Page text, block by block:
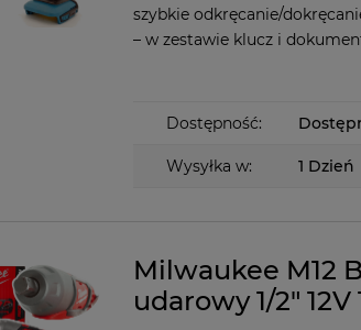
szybkie odkręcanie/
– w zestawie klucz i
Dostępność:
Wysyłka w: 1 Dzień
Milwaukee M12
udarowy 1/2"